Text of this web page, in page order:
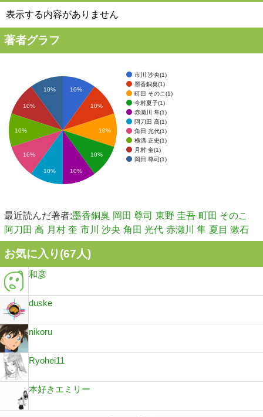
表示する内容がありません
著者グラフ
市川 沙央(1)
墨香銅臭(1)
町田 そのこ(1)
今村夏子(1)
赤瀬川 隼(1)
阿刀田 高(1)
角田 光代(1)
横溝 正史(1)
月村 奎(1)
岡田 尊司(1)
10%
10%
10%
10%
10%
10%
10%
10%
10% 10%
最近読んだ著者:墨香銅臭 岡田 尊司 東野 圭吾 町田 そのこ
阿刀田 高 月村 奎 市川 沙央 角田 光代 赤瀬川 隼 夏目 漱石
お気に入り(67人)
和彦
duske
nikoru
Ryohei11
本好きエミリー